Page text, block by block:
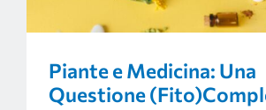
Piante e Medicina: Una
Questione